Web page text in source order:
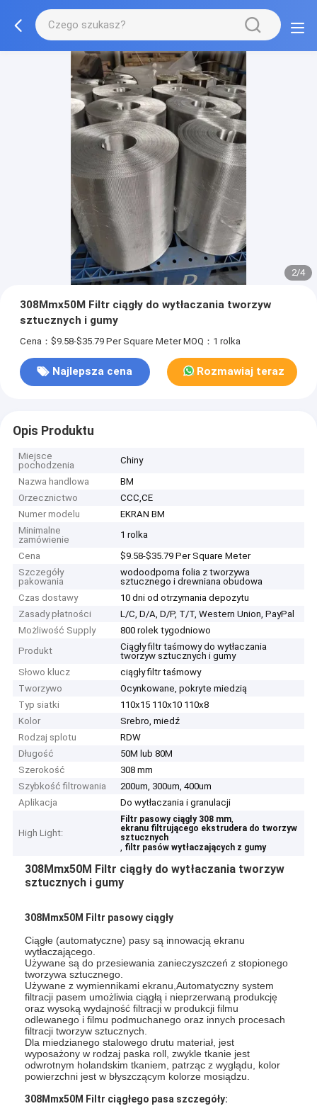
2/4
308Mmx50M Filtr ciągły do wytłaczania tworzyw
sztucznych i gumy
Cena：$9.58-$35.79 Per Square Meter MOQ：1 rolka
Najlepsza cena Rozmawiaj teraz
Opis Produktu
Miejsce
pochodzenia
Chiny
Nazwa handlowa
BM
Orzecznictwo
CCC,CE
Numer modelu
EKRAN BM
Minimalne
zamówienie
1 rolka
Cena
$9.58-$35.79 Per Square Meter
Szczegóły
pakowania
wodoodporna folia z tworzywa
sztucznego i drewniana obudowa
Czas dostawy
10 dni od otrzymania depozytu
Zasady płatności
L/C, D/A, D/P, T/T, Western Union, PayPal
Możliwość Supply
800 rolek tygodniowo
Produkt
Ciągły filtr taśmowy do wytłaczania
tworzyw sztucznych i gumy
Słowo klucz
ciągły filtr taśmowy
Tworzywo
Ocynkowane, pokryte miedzią
Typ siatki
110x15 110x10 110x8
Kolor
Srebro, miedź
Rodzaj splotu
RDW
Długość
50M lub 80M
Szerokość
308 mm
Szybkość filtrowania
200um, 300um, 400um
Aplikacja
Do wytłaczania i granulacji
High Light:
Filtr pasowy ciągły 308 mm,
ekranu filtrującego ekstrudera do tworzyw
sztucznych
, filtr pasów wytłaczających z gumy
308Mmx50M Filtr ciągły do wytłaczania tworzyw
sztucznych i gumy
308Mmx50M Filtr pasowy ciągły
Ciągłe (automatyczne) pasy są innowacją ekranu
wytłaczającego.
Używane są do przesiewania zanieczyszczeń z stopionego
tworzywa sztucznego.
Używane z wymiennikami ekranu,Automatyczny system
filtracji pasem umożliwia ciągłą i nieprzerwaną produkcję
oraz wysoką wydajność filtracji w produkcji filmu
odlewanego i filmu podmuchanego oraz innych procesach
filtracji tworzyw sztucznych.
Dla miedzianego stalowego drutu materiał, jest
wyposażony w rodzaj paska roll, zwykle tkanie jest
odwrotnym holandskim tkaniem, patrząc z wyglądu, kolor
powierzchni jest w błyszczącym kolorze mosiądzu.
308Mmx50M Filtr ciągłego pasa szczegóły: